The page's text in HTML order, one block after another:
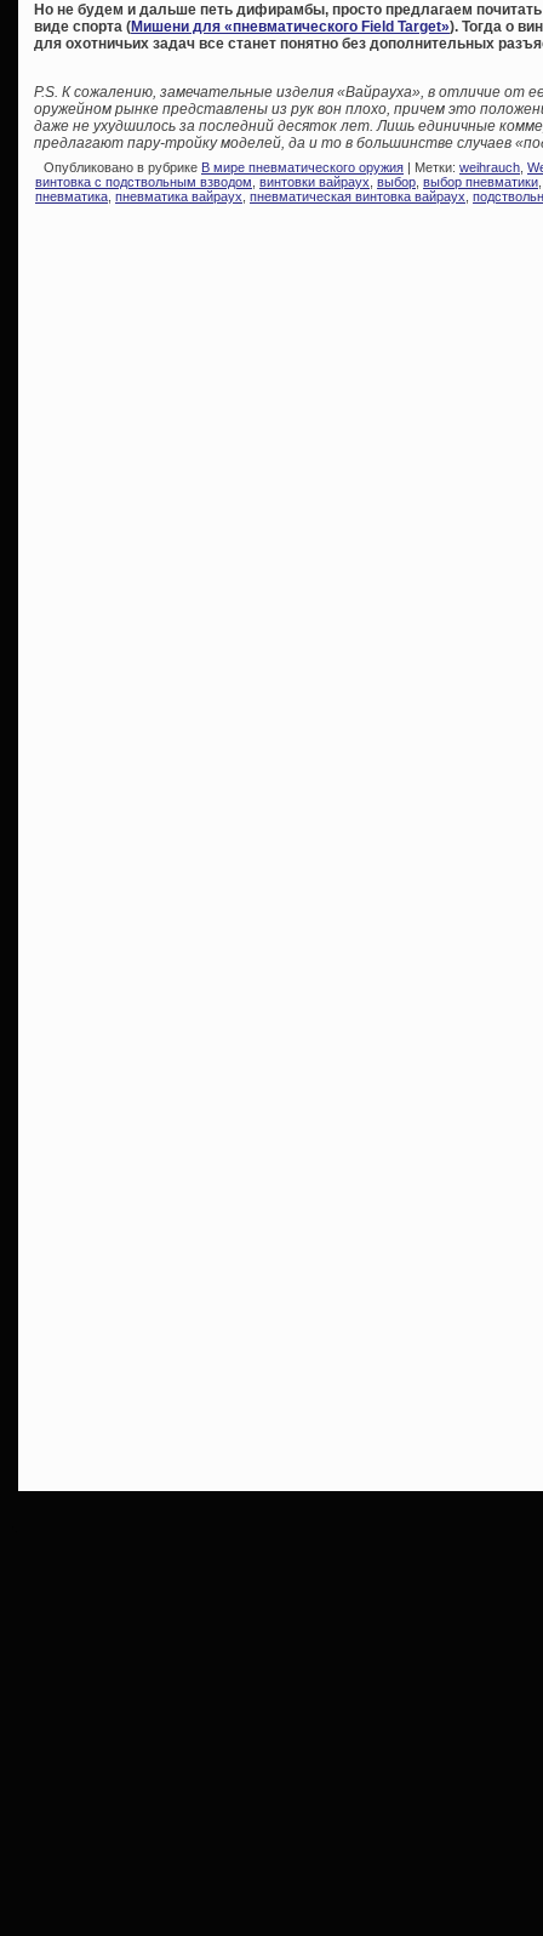
Но не будем и дальше петь дифирамбы, просто предлагаем
виде спорта (Мишени для «пневматического Field Target»). Тогда о
для охотничьих задач все станет понятно без дополнительных
P.S. К сожалению, замечательные изделия «Вайрауха», в отличие от
оружейном рынке представлены из рук вон плохо, причем это
даже не ухудшилось за последний десяток лет. Лишь единичные
предлагают пару-тройку моделей, да и то в большинстве случаев
Опубликовано в рубрике В мире пневматического оружия | Метки: weihrauch
винтовка с подствольным взводом винтовки вайраух выбор выбор пневматики
пневматика пневматика вайраух пневматическая винтовка вайраух